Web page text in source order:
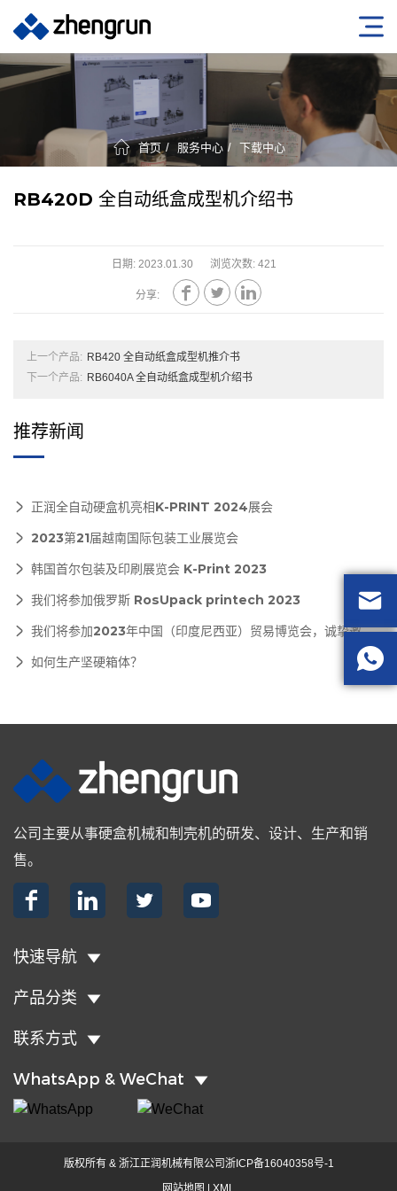
首页 服务中心 下载中心
RB420D 全自动纸盒成型机介绍书
日期: 2023.01.30 浏览次数: 421
分享:   
上一个产品: RB420 全自动纸盒成型机推介书
下一个产品: RB6040A 全自动纸盒成型机介绍书
推荐新闻
正润全自动硬盒机亮相K-PRINT 2024展会
2023第21届越南国际包装工业展览会
韩国首尔包装及印刷展览会 K-Print 2023
我们将参加俄罗斯 RosUpack printech 2023
我们将参加2023年中国（印度尼西亚）贸易博览会，诚挚邀请您莅临参观
如何生产坚硬箱体？
公司主要从事硬盒机械和制壳机的研发、设计、生产和销
售。
   
快速导航
产品分类
联系方式
WhatsApp & WeChat
版权所有 & 浙江正润机械有限公司 浙ICP备16040358号-1

